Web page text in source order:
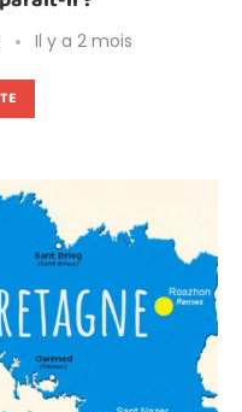
Il y a 2 mois